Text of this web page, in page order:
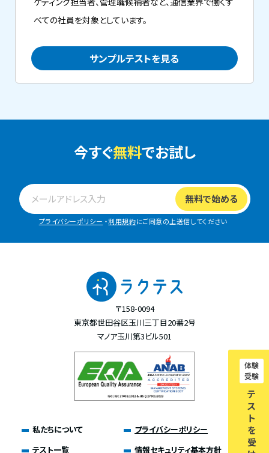
体験
受験
テ
ス
ト
を
受
べての社員を対象としています。
サンプルテストを見る
今すぐ無料でお試し
プライバシーポリシー ・利用規約にご同意の上送信してください
〒158-0094
東京都世田谷区玉川三丁目20番2号
マノア玉川第3ビル501
私たちについて
テスト一覧
プライバシーポリシー
情報セキュリティ基本方針